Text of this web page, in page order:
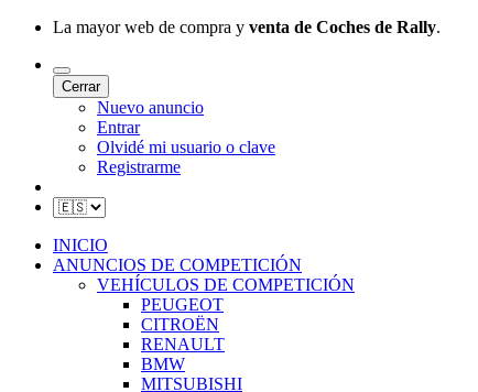
La mayor web de compra y venta de Coches de Rally.
Cerrar
Nuevo anuncio
Entrar
Olvidé mi usuario o clave
Registrarme
INICIO
ANUNCIOS DE COMPETICIÓN
VEHÍCULOS DE COMPETICIÓN
PEUGEOT
CITROËN
RENAULT
BMW
MITSUBISHI